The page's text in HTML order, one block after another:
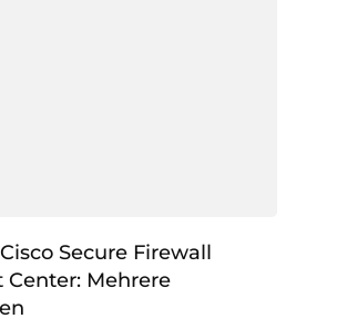
Secure Firewall
Mehrere